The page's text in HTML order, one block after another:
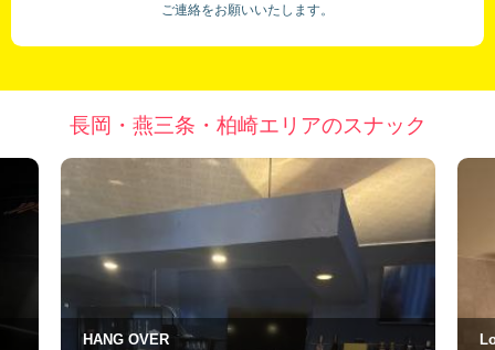
ご連絡をお願いいたします。
長岡・燕三条・柏崎エリアのスナック
Lounge an-an